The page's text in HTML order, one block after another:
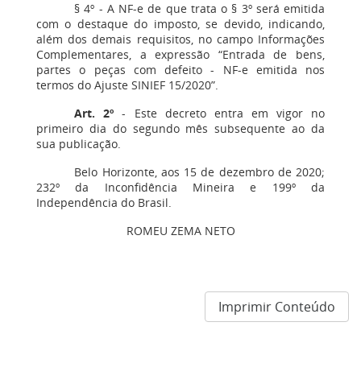
§ 4º - A NF-e de que trata o § 3º será emitida
com o destaque do imposto, se devido, indicando,
além dos demais requisitos, no campo Informações
Complementares, a expressão “Entrada de bens,
partes o peças com defeito - NF-e emitida nos
termos do Ajuste SINIEF 15/2020”.
Art. 2º - Este decreto entra em vigor no
primeiro dia do segundo mês subsequente ao da
sua publicação.
Belo Horizonte, aos 15 de dezembro de 2020;
232º da Inconfidência Mineira e 199º da
Independência do Brasil.
ROMEU ZEMA NETO
Imprimir Conteúdo